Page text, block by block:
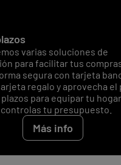
varias soluciones de
para facilitar tus
segura con tarjeta
regalo y aprovecha el
para equipar tu hogar
tu presupuesto.
Más info